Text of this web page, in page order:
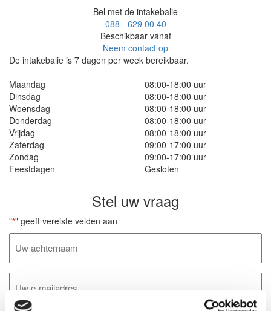
Bel met de intakebalie
088 - 629 00 40
Beschikbaar vanaf
Neem contact op
De intakebalie is 7 dagen per week bereikbaar.
Maandag
Dinsdag
Woensdag
Donderdag
08:00-18:00 uur
08:00-18:00 uur
08:00-18:00 uur
08:00-18:00 uur
Vrijdag
Zaterdag
Zondag
Feestdagen
08:00-18:00 uur
09:00-17:00 uur
09:00-17:00 uur
Gesloten
Stel uw vraag
"*" geeft vereiste velden aan
mailadres